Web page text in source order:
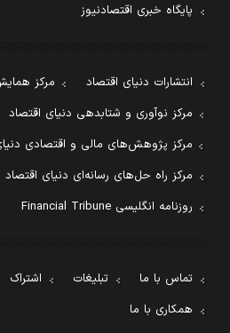
پایگاه خبری اقتصادنیوز
انتشارات دنیای اقتصاد
مرکز
مرکز نوآوری و شتابدهی دنیای اقتصاد
مرکز پژوهش‌های مالی و اقتصادی
مرکز راه حل‌های رسانه‌ای دنیای اقتصاد
روزنامه انگلیسی Financial Tribune
تماس با ما تبلیغات اشتراک
همکاری با ما